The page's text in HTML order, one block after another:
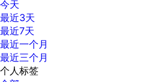
今天
最近3天
最近7天
最近一个月
最近三个月
个人标签